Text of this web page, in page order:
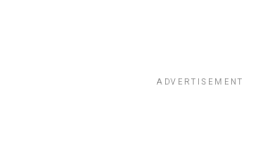
ADVERTISEMENT